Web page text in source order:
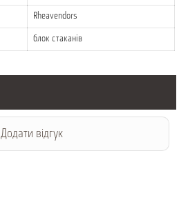
Rheavendors
блок стаканів
Додати відгук